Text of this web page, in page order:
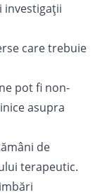
investigații
care trebuie
pot fi non-
asupra
de
terapeutic.